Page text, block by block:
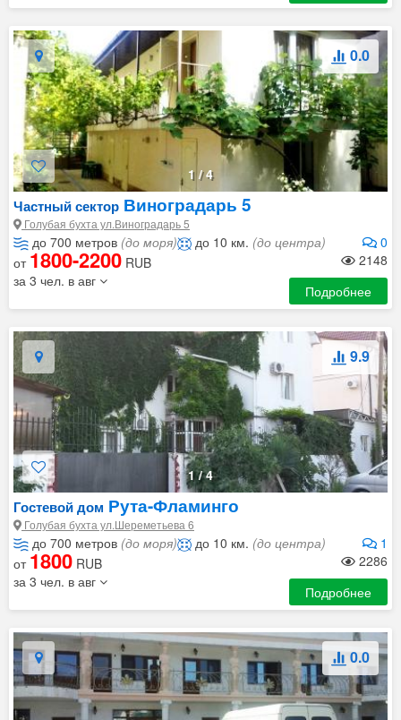
1/4
0.0
Частный сектор Виноградарь 5
Голубая бухта ул.Виноградарь 5
до 700 метров (до моря) 0
до 10 км. (до центра)
2148
от 1800-2200 RUB
за 3 чел. в авг
Подробнее
1/4
9.9
Гостевой дом Рута-Фламинго
Голубая бухта ул.Шереметьева 6
до 700 метров (до моря) 1
до 10 км. (до центра)
2286
от 1800 RUB
за 3 чел. в авг
Подробнее
0.0